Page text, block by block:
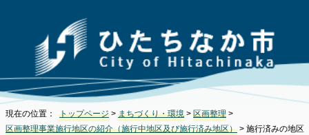
現在の位置： トップページ > まちづくり・環境 > 区画整理 >
区画整理事業施行地区の紹介（施行中地区及び施行済み地区） > 施行済みの地区